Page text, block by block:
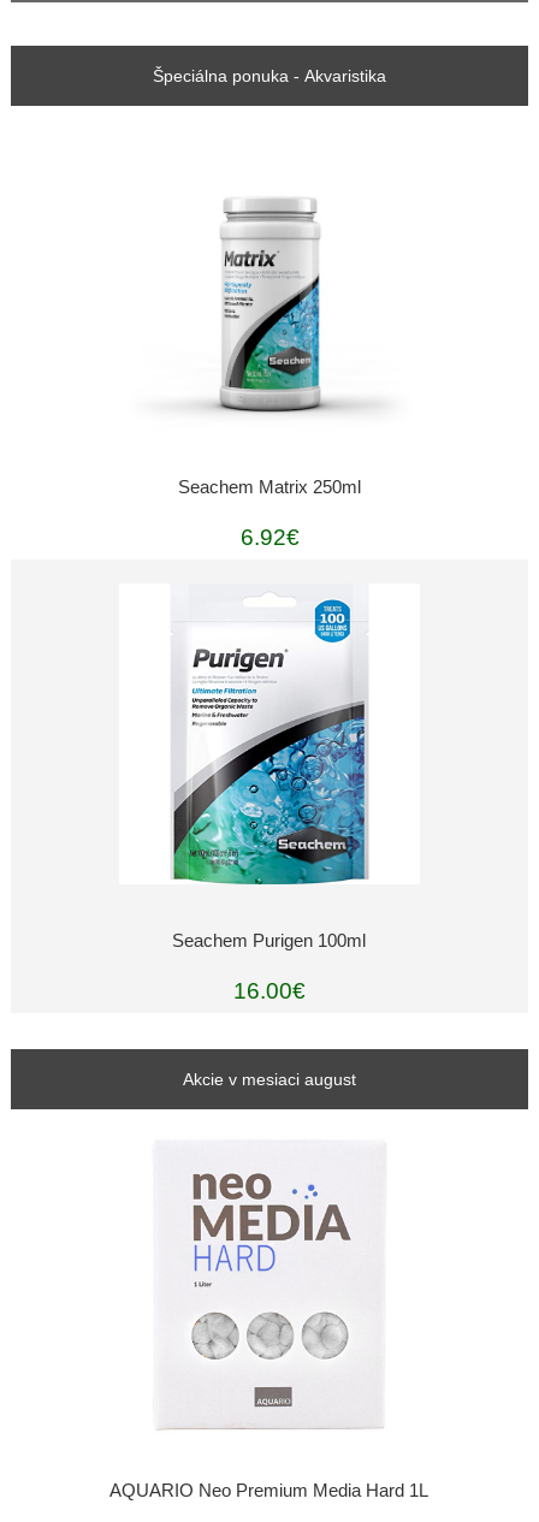
Špeciálna ponuka - Akvaristika
Seachem Matrix 250ml
6.92€
Seachem Purigen 100ml
16.00€
Akcie v mesiaci august
AQUARIO Neo Premium Media Hard 1L